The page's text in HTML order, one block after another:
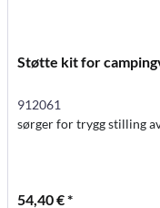
Støtte kit for
912061
sørger for trygg stilling
54,40 € *